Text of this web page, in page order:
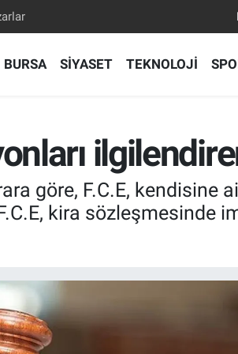
BURSA SİYASET TEKNOLOJİ
göre, F.C.E, kendisine
kira sözleşmesinde